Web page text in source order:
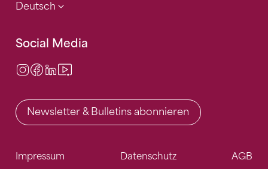
Deutsch
Social Media
Instagram
Facebook
LinkedIn
Newsletter & Bulletins abonnieren
Impressum Datenschutz AGB